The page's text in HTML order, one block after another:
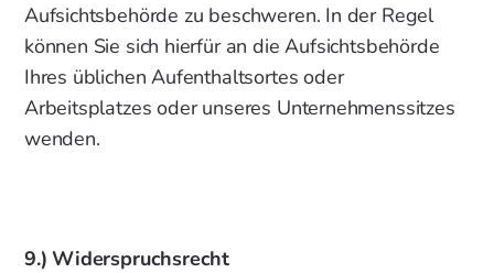
Aufsichtsbehörde zu beschweren. In der Regel
können Sie sich hierfür an die Aufsichtsbehörde
Ihres üblichen Aufenthaltsortes oder
Arbeitsplatzes oder unseres Unternehmenssitzes
wenden.
9.) Widerspruchsrecht